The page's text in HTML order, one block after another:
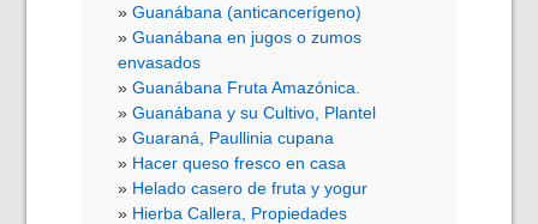
Guanábana (anticancerígeno)
Guanábana en jugos o zumos
envasados
Guanábana Fruta Amazónica.
Guanábana y su Cultivo, Plantel
Guaraná, Paullinia cupana
Hacer queso fresco en casa
Helado casero de fruta y yogur
Hierba Callera, Propiedades